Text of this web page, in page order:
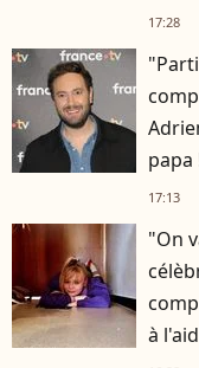
17:28
papa
17:13
"On
à